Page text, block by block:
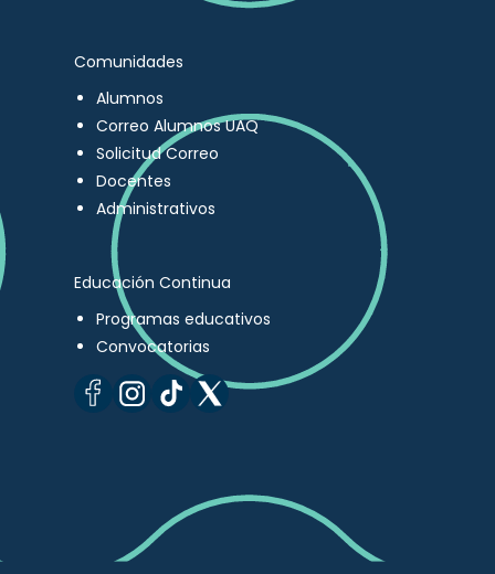
Comunidades
Alumnos
Correo Alumnos UAQ
Solicitud Correo
Docentes
Administrativos
Educación Continua
Programas educativos
Convocatorias